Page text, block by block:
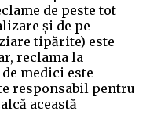
de peste tot
și de pe
tipărite) este
reclama la
medici este
responsabil pentru
această